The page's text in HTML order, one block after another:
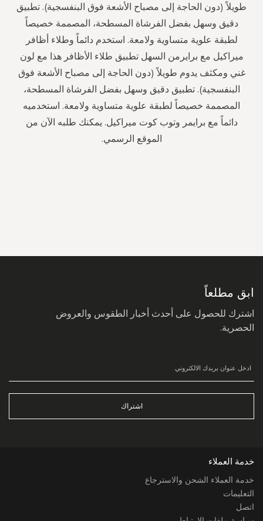
طويلاً (دون الحاجة إلى مصباح الأشعة فوق البنفسجية). تطبيق
دقيق وسهل بفضل الفرشاة المسطحة، المصممة خصيصاً
لطبقة علوية متساوية ولامعة. استخدم دائماً وطلاء أظافر
ميراكيل مع برايرمن السهل تطبيق طلاء الأظافر هذا مع لون
غني ومكثف يدوم طويلاً (دون الحاجة إلى مصباح الأشعة فوق
البنفسجية). تطبيق دقيق وسهل بفضل الفرشاة المسطحة،
المصممة خصيصاً لطبقة علوية متساوية ولامعة. استخدميه
دائماً مع برايمر وتوب كوت ميراكيل. يمكنك طلبه الآن من
الموقع الرسمي.
ابق مطلعاً
اشترك للحصول على أحدث أخبار الطقوس والعروض
الحصرية.
اشتراك
خدمة العملاء
خدمة العملاء الشحن والاسترجاع
التعليمات
اتصل